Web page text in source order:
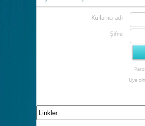
Kullanıcı adı
Şifre
Üye